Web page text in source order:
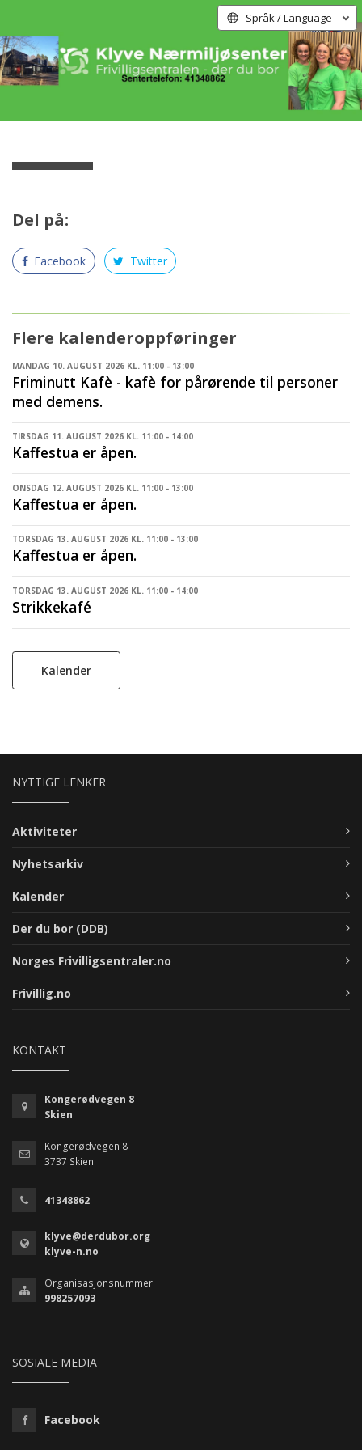
Språk / Language
Del på:
Facebook Twitter
Flere kalenderoppføringer
MANDAG 10. AUGUST 2026 KL. 11:00 - 13:00
Friminutt Kafè - kafè for pårørende til personer
med demens.
TIRSDAG 11. AUGUST 2026 KL. 11:00 - 14:00
Kaffestua er åpen.
ONSDAG 12. AUGUST 2026 KL. 11:00 - 13:00
Kaffestua er åpen.
TORSDAG 13. AUGUST 2026 KL. 11:00 - 13:00
Kaffestua er åpen.
TORSDAG 13. AUGUST 2026 KL. 11:00 - 14:00
Strikkekafé
Kalender
NYTTIGE LENKER
Aktiviteter
Nyhetsarkiv
Kalender
Der du bor (DDB)
Norges Frivilligsentraler.no
Frivillig.no
KONTAKT
Kongerødvegen 8
Skien
Kongerødvegen 8
3737 Skien
41348862
klyve@derdubor.org
klyve-n.no
Organisasjonsnummer
998257093
SOSIALE MEDIA
Facebook